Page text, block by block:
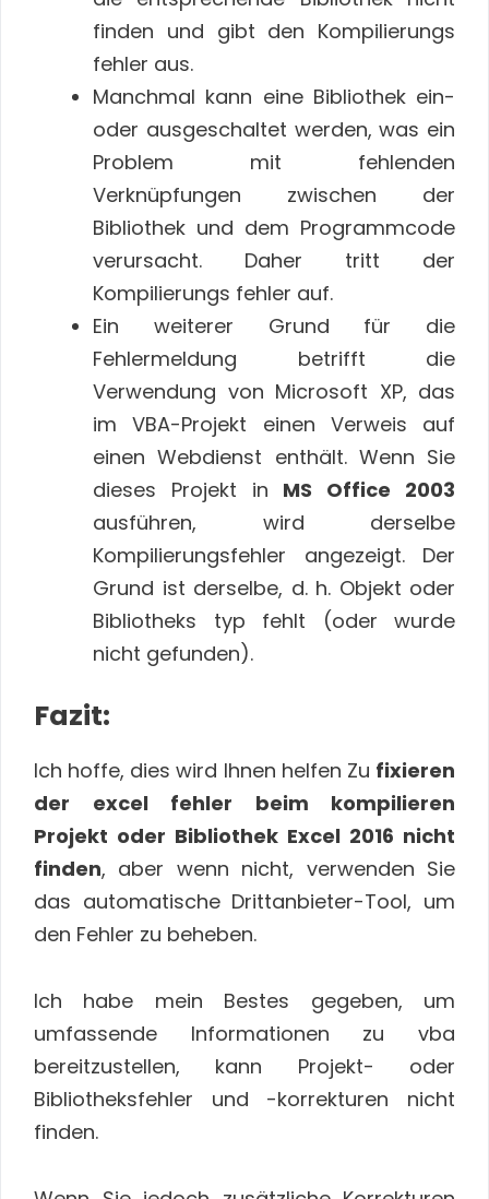
finden und gibt den Kompilierungs
fehler aus.
Manchmal kann eine Bibliothek ein-
oder ausgeschaltet werden, was ein
Problem mit fehlenden
Verknüpfungen zwischen der
Bibliothek und dem Programmcode
verursacht. Daher tritt der
Kompilierungs fehler auf.
Ein weiterer Grund für die
Fehlermeldung betrifft die
Verwendung von Microsoft XP, das
im VBA-Projekt einen Verweis auf
einen Webdienst enthält. Wenn Sie
dieses Projekt in MS Office 2003
ausführen, wird derselbe
Kompilierungsfehler angezeigt. Der
Grund ist derselbe, d. h. Objekt oder
Bibliotheks typ fehlt (oder wurde
nicht gefunden).
Fazit:
Ich hoffe, dies wird Ihnen helfen Zu fixieren
der excel fehler beim kompilieren
Projekt oder Bibliothek Excel 2016 nicht
finden, aber wenn nicht, verwenden Sie
das automatische Drittanbieter-Tool, um
den Fehler zu beheben.
Ich habe mein Bestes gegeben, um
umfassende Informationen zu vba
bereitzustellen, kann Projekt- oder
Bibliotheksfehler und -korrekturen nicht
finden.